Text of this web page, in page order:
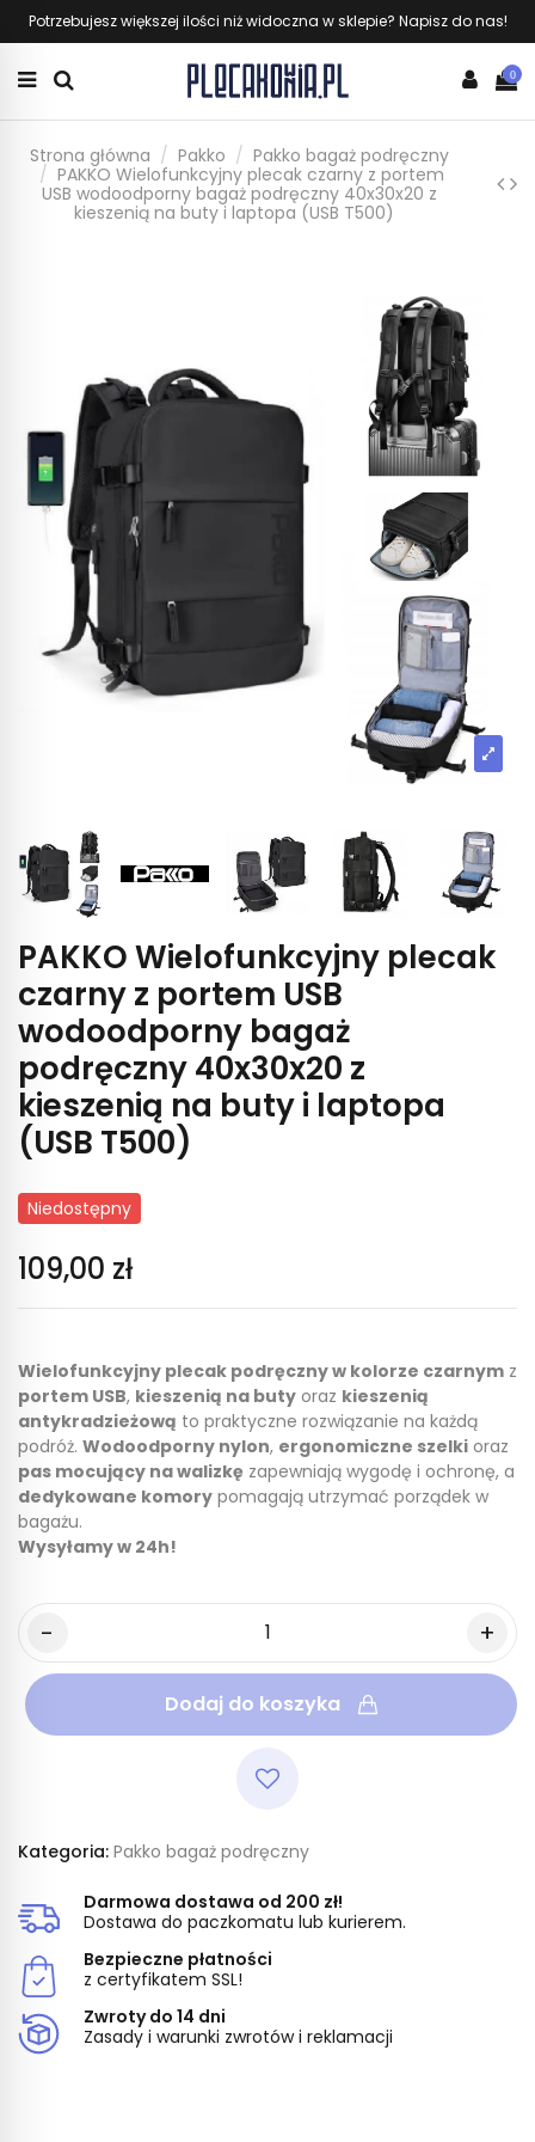
Potrzebujesz większej ilości niż widoczna w sklepie? Napisz do nas!
0
Strona główna Pakko
Pakko bagaż podręczny
PAKKO Wielofunkcyjny plecak czarny z portem
USB wodoodporny bagaż podręczny 40x30x20 z
kieszenią na buty i laptopa (USB T500)
PAKKO Wielofunkcyjny plecak
czarny z portem USB
wodoodporny bagaż
podręczny 40x30x20 z
kieszenią na buty i laptopa
(USB T500)
Niedostępny
109,00 zł
Wielofunkcyjny plecak podręczny w kolorze czarnym z
portem USB, kieszenią na buty oraz kieszenią
antykradzieżową to praktyczne rozwiązanie na każdą
podróż. Wodoodporny nylon, ergonomiczne szelki oraz
pas mocujący na walizkę zapewniają wygodę i ochronę, a
dedykowane komory pomagają utrzymać porządek w
bagażu.
Wysyłamy w 24h!
Dodaj do koszyka
Kategoria: Pakko bagaż podręczny
Darmowa dostawa od 200 zł!
Dostawa do paczkomatu lub kurierem.
Bezpieczne płatności
z certyfikatem SSL!
Zwroty do 14 dni
Zasady i warunki zwrotów i reklamacji